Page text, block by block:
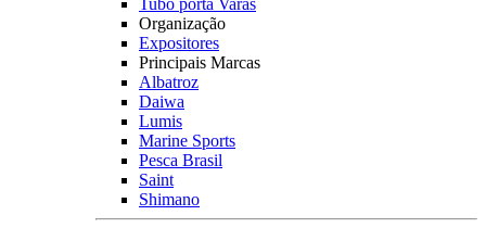
Tubo porta Varas
Organização
Expositores
Principais Marcas
Albatroz
Daiwa
Lumis
Marine Sports
Pesca Brasil
Saint
Shimano